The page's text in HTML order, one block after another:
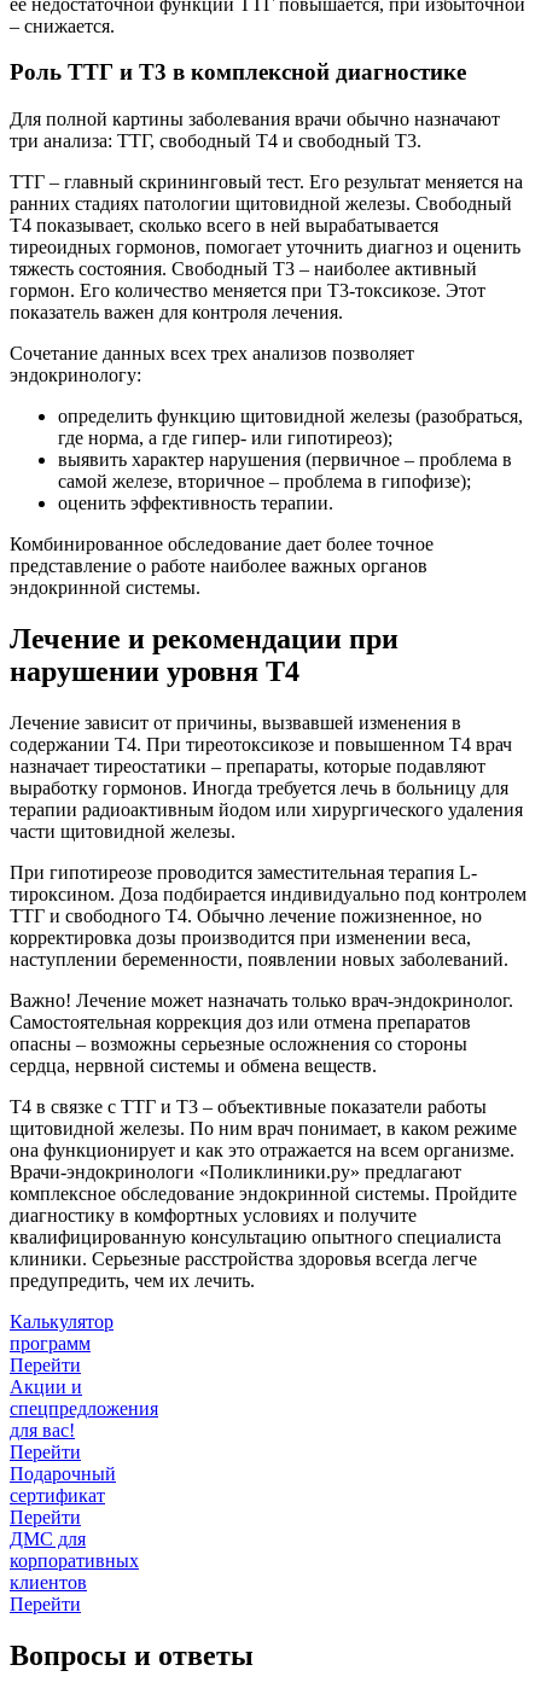
– снижается.
Роль ТТГ и Т3 в комплексной диагностике
Для полной картины заболевания врачи обычно назначают
три анализа: ТТГ, свободный Т4 и свободный Т3.
ТТГ – главный скрининговый тест. Его результат меняется на
ранних стадиях патологии щитовидной железы. Свободный
Т4 показывает, сколько всего в ней вырабатывается
тиреоидных гормонов, помогает уточнить диагноз и оценить
тяжесть состояния. Свободный Т3 – наиболее активный
гормон. Его количество меняется при Т3-токсикозе. Этот
показатель важен для контроля лечения.
Сочетание данных всех трех анализов позволяет
эндокринологу:
определить функцию щитовидной железы (разобраться,
где норма, а где гипер- или гипотиреоз);
выявить характер нарушения (первичное – проблема в
самой железе, вторичное – проблема в гипофизе);
оценить эффективность терапии.
Комбинированное обследование дает более точное
представление о работе наиболее важных органов
эндокринной системы.
Лечение и рекомендации при
нарушении уровня Т4
Лечение зависит от причины, вызвавшей изменения в
содержании Т4. При тиреотоксикозе и повышенном Т4 врач
назначает тиреостатики – препараты, которые подавляют
выработку гормонов. Иногда требуется лечь в больницу для
терапии радиоактивным йодом или хирургического удаления
части щитовидной железы.
При гипотиреозе проводится заместительная терапия L-
тироксином. Доза подбирается индивидуально под контролем
ТТГ и свободного Т4. Обычно лечение пожизненное, но
корректировка дозы производится при изменении веса,
наступлении беременности, появлении новых заболеваний.
Важно! Лечение может назначать только врач-эндокринолог.
Самостоятельная коррекция доз или отмена препаратов
опасны – возможны серьезные осложнения со стороны
сердца, нервной системы и обмена веществ.
Т4 в связке с ТТГ и Т3 – объективные показатели работы
щитовидной железы. По ним врач понимает, в каком режиме
она функционирует и как это отражается на всем организме.
Врачи-эндокринологи «Поликлиники.ру» предлагают
комплексное обследование эндокринной системы. Пройдите
диагностику в комфортных условиях и получите
квалифицированную консультацию опытного специалиста
клиники. Серьезные расстройства здоровья всегда легче
предупредить, чем их лечить.
Калькулятор
программ
Перейти
Акции и
спецпредложения
для вас!
Перейти
Подарочный
сертификат
Перейти
ДМС для
корпоративных
клиентов
Перейти
Вопросы и ответы